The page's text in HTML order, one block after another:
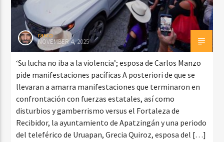
rasco
NOVEMBER 4, 2025
‘Su lucha no iba a la violencia’; esposa de Carlos Manzo
pide manifestaciones pacíficas A posteriori de que se
llevaran a amarra manifestaciones que terminaron en
confrontación con fuerzas estatales, así como
disturbios y gamberrismo versus el Fortaleza de
Recibidor, la ayuntamiento de Apatzingán y una periodo
del teleférico de Uruapan, Grecia Quiroz, esposa del […]